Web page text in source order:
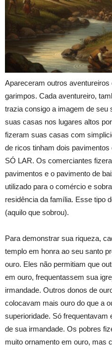
Apareceram outros aventureiros
garimpos. Cada aventureiro,
trazia consigo a imagem de seu
suas casas nos lugares altos
fizeram suas casas com
de ricos tinham dois
SÓ LAR. Os comerciantes
pavimentos e o pavimento de
utilizado para o comércio e
residência da família. Esse tipo
(aquilo que sobrou).
Para demonstrar sua riqueza,
templo em honra ao seu santo
ouro. Eles não permitiam que
em ouro, frequentassem sua
irmandade. Outros donos de
colocavam mais ouro do que a
superioridade. Só
de sua irmandade. Os pobres
muito ornamento em ouro, mas